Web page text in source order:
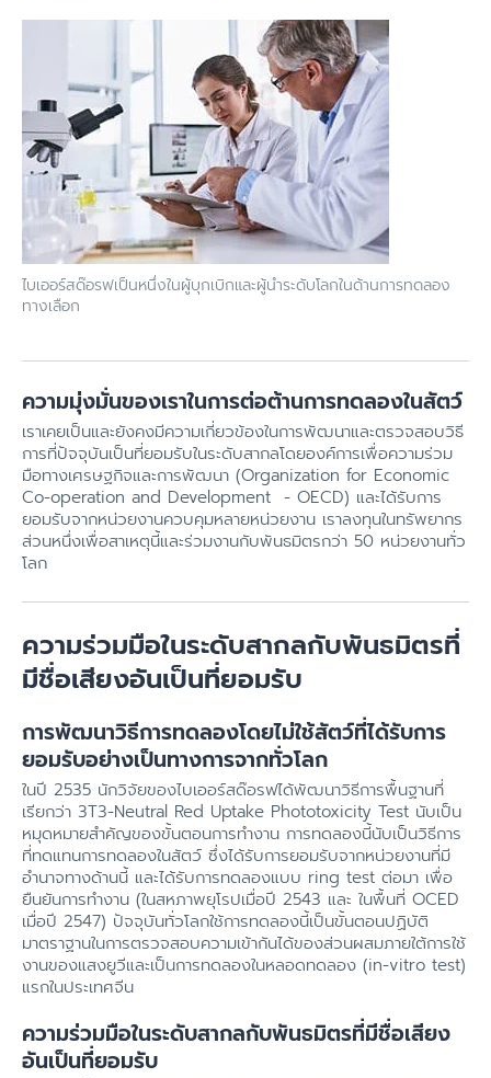
ไบเออร์สด๊อรฟเป็นหนึ่งในผู้บุกเบิกและผู้นำระดับโลกในด้านการทดลอง
ทางเลือก
ความมุ่งมั่นของเราในการต่อต้านการทดลองในสัตว์
เราเคยเป็นและยังคงมีความเกี่ยวข้องในการพัฒนาและตรวจสอบวิธี
การที่ปัจจุบันเป็นที่ยอมรับในระดับสากลโดยองค์การเพื่อความร่วม
มือทางเศรษฐกิจและการพัฒนา (Organization for Economic
Co-operation and Development - OECD) และได้รับการ
ยอมรับจากหน่วยงานควบคุมหลายหน่วยงาน เราลงทุนในทรัพยากร
ส่วนหนึ่งเพื่อสาเหตุนี้และร่วมงานกับพันธมิตรกว่า 50 หน่วยงานทั่ว
โลก
ความร่วมมือในระดับสากลกับพันธมิตรที่
มีชื่อเสียงอันเป็นที่ยอมรับ
การพัฒนาวิธีการทดลองโดยไม่ใช้สัตว์ที่ได้รับการ
ยอมรับอย่างเป็นทางการจากทั่วโลก
ในปี 2535 นักวิจัยของไบเออร์สด๊อรฟได้พัฒนาวิธีการพื้นฐานที่
เรียกว่า 3T3-Neutral Red Uptake Phototoxicity Test นับเป็น
หมุดหมายสำคัญของขั้นตอนการทำงาน การทดลองนี้นับเป็นวิธีการ
ที่ทดแทนการทดลองในสัตว์ ซึ่งได้รับการยอมรับจากหน่วยงานที่มี
อำนาจทางด้านนี้ และได้รับการทดลองแบบ ring test ต่อมา เพื่อ
ยืนยันการทำงาน (ในสหภาพยุโรปเมื่อปี 2543 และ ในพื้นที่ OCED
เมื่อปี 2547) ปัจจุบันทั่วโลกใช้การทดลองนี้เป็นขั้นตอนปฏิบัติ
มาตราฐานในการตรวจสอบความเข้ากันได้ของส่วนผสมภายใต้การใช้
งานของแสงยูวีและเป็นการทดลองในหลอดทดลอง (in-vitro test)
แรกในประเทศจีน
ความร่วมมือในระดับสากลกับพันธมิตรที่มีชื่อเสียง
อันเป็นที่ยอมรับ